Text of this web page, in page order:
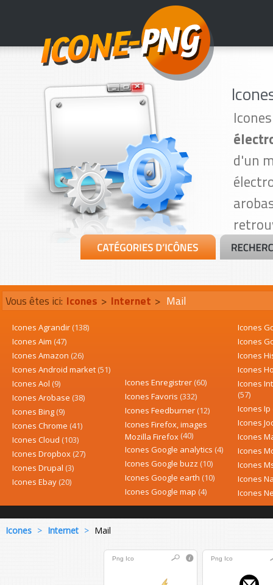
d'un
15)
Vous êtes ici: Icones > Internet > Mail
Icones Agrandir(138)
Icones Aim (47)
Icones Amazon (26)
Icones Android market(51)
Icones Aol (9)
Icones Arobase (38)
Icones Bing (9)
Icones Chrome (41)
Icones Cloud (103)
Icones Dropbox (27)
Icones Drupal (3)
Icones Ebay (20)
Icones Enregistrer (60)
Icones Favoris (332)
Icones Feedburner (12)
Icones Firefox, images
Mozilla Firefox (40)
Icones Google analytics (4)
Icones Google buzz (10)
Icones Google earth (10)
Icones Google map (4)
Icones
Icones
Icones
Icones
Icones
(57)
Icones Ip
Icones
Icones
Icones
Icones
Icones
Icones
Icones > Internet > Mail
Png Ico Png Ico